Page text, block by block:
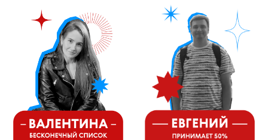
ИП Осанов Андрей Васильевич
ИНН 780532423092
ОГРНИП 320784700155889
Р/с 40802810701500116757
В ТОЧКА ПАО БАНКА "ФК
ОТКРЫТИЕ"
К/с 30101810845250000999
БИК 044525999
Mieles - поставщик
бытовой техники Miele